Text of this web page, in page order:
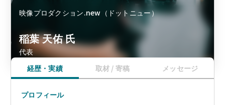
映像プロダクション.new（ドットニュー）
稲葉 天佑 氏
代表
経歴・実績
取材 / 寄稿 メッセージ
プロフィール